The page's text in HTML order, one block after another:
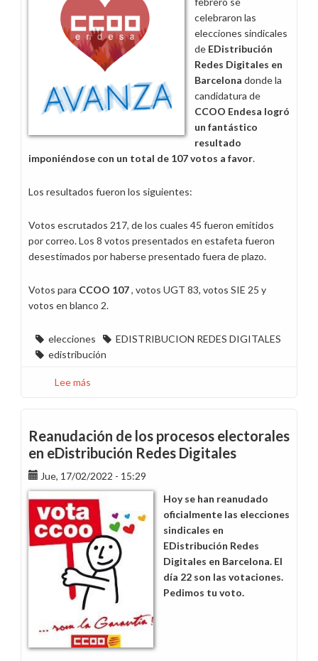
Cataluña
celebraron las
elecciones sindicales
de EDistribución
Redes Digitales en
Barcelona donde la
candidatura de
CCOO Endesa logró
un fantástico
resultado
imponiéndose con un total de 107 votos a favor.
Los resultados fueron los siguientes:
Votos escrutados 217, de los cuales 45 fueron emitidos
por correo. Los 8 votos presentados en estafeta fueron
desestimados por haberse presentado fuera de plazo.
Votos para CCOO 107, votos UGT 83, votos SIE 25 y
votos en blanco 2.
elecciones
EDISTRIBUCION REDES DIGITALES
edistribución
Lee más
las
elecciones
sindicales
en
EDistribución
Redes
Digitales
en
Barcelona
Reanudación de los procesos electorales
en eDistribución Redes Digitales
Jue, 17/02/2022 - 15:29
Hoy se han reanudado
oficialmente las elecciones
sindicales en
EDistribución Redes
Digitales en Barcelona. El
día 22 son las votaciones.
Pedimos tu voto.